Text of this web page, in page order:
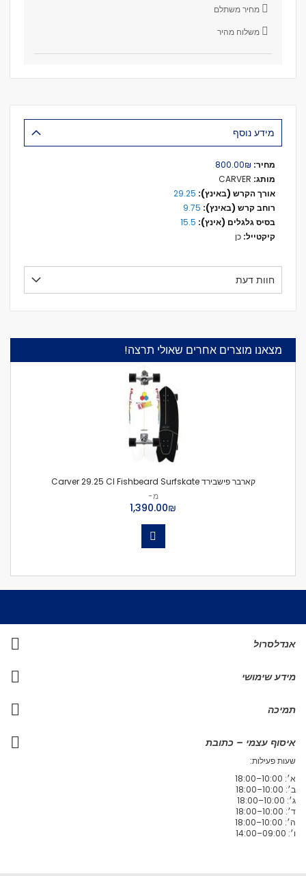
מחיר משתלם
משלוח מהיר
מידע נוסף
מידע
נוסף
₪‏800.00
29.25
9.75
15.5
כן
חוות דעת
מצאנו מוצרים אחרים שאולי תרצה!
קארבר פישבירד Carver 29.25 CI Fishbeard Surfskate
מ-
₪‏1,390.00
אנדלסרול
מידע שימושי
תמיכה
איסוף עצמי – כתובת
שעות פעילות:
א׳: 10:00–18:00
ב׳: 10:00–18:00
ג׳: 10:00–18:00
ד׳: 10:00–18:00
ה׳: 10:00–18:00
ו׳: 09:00–14:00